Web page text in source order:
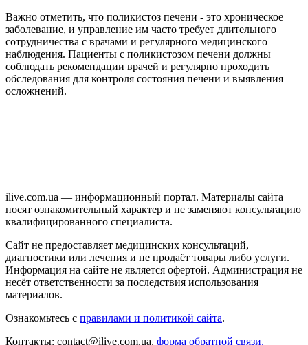
Важно отметить, что поликистоз печени - это хроническое
заболевание, и управление им часто требует длительного
сотрудничества с врачами и регулярного медицинского
наблюдения. Пациенты с поликистозом печени должны
соблюдать рекомендации врачей и регулярно проходить
обследования для контроля состояния печени и выявления
осложнений.
ilive.com.ua — информационный портал. Материалы сайта
носят ознакомительный характер и не заменяют консультацию
квалифицированного специалиста.
Сайт не предоставляет медицинских консультаций,
диагностики или лечения и не продаёт товары либо услуги.
Информация на сайте не является офертой. Администрация не
несёт ответственности за последствия использования
материалов.
Ознакомьтесь с правилами и политикой сайта.
Контакты: contact@ilive.com.ua, форма обратной связи.